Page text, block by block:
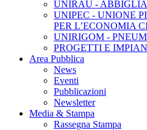
UNIRAU -
UNIPEC - UNIONE
PER L’ECONOMIA
UNIRIGOM -
PROGETTI E
Area Pubblica
News
Eventi
Pubblicazioni
Newsletter
Media & Stampa
Rassegna Stampa